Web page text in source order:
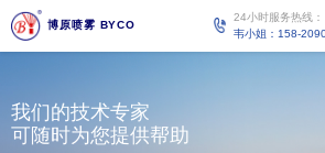
博原喷雾 BYCO
24小时服务热线：
韦小姐：158-
我们的技术专家
可随时为您提供帮助